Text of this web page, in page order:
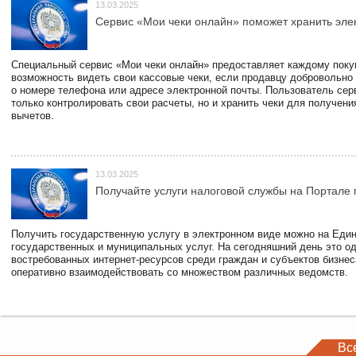
13.03.2025
Сервис «Мои чеки онлайн» поможет хранить
Специальный сервис «Мои чеки онлайн» предоставляет каждому
возможность видеть свои кассовые чеки, если продавцу
о номере телефона или адресе электронной почты. Пользователь
только контролировать свои расчеты, но и хранить чеки для
вычетов.
13.03.2025
Получайте услуги налоговой службы на Портале
Получить государственную услугу в электронном виде можно на
государственных и муниципальных услуг. На сегодняшний день это
востребованных интернет-ресурсов среди граждан и субъектов
оперативно взаимодействовать со множеством различных ведомств.